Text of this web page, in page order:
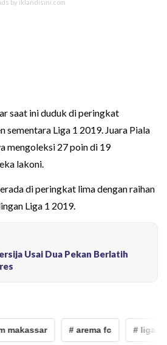
saat ini duduk di peringkat
sementara Liga 1 2019. Juara Piala
mengoleksi 27 poin di 19
lakoni.
di peringkat lima dengan raihan
Liga 1 2019.
Usai Dua Pekan Berlatih
makassar # arema fc # liga 1